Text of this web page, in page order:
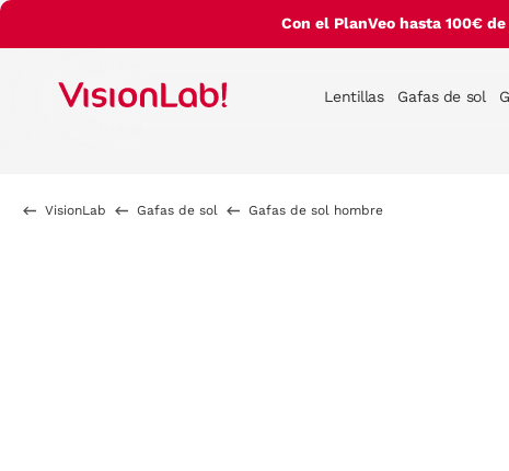
Con el PlanVeo hasta 100€
Lentillas Gafas de sol
VisionLab Gafas de sol Gafas de sol hombre